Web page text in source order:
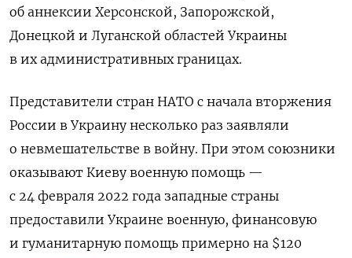
об аннексии Херсонской, Запорожской,
Донецкой и Луганской областей Украины
в их административных границах.
Представители стран НАТО с начала вторжения
России в Украину несколько раз заявляли
о невмешательстве в войну. При этом союзники
оказывают Киеву военную помощь —
с 24 февраля 2022 года западные страны
предоставили Украине военную, финансовую
и гуманитарную помощь примерно на $120